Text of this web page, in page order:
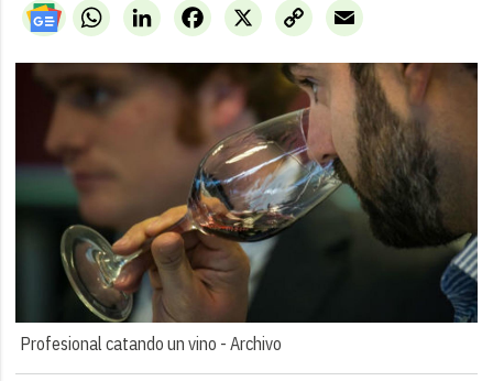
WhatsAppLinkedIn X
Facebook
Copy
Link
Email
Profesional catando un vino -Archivo